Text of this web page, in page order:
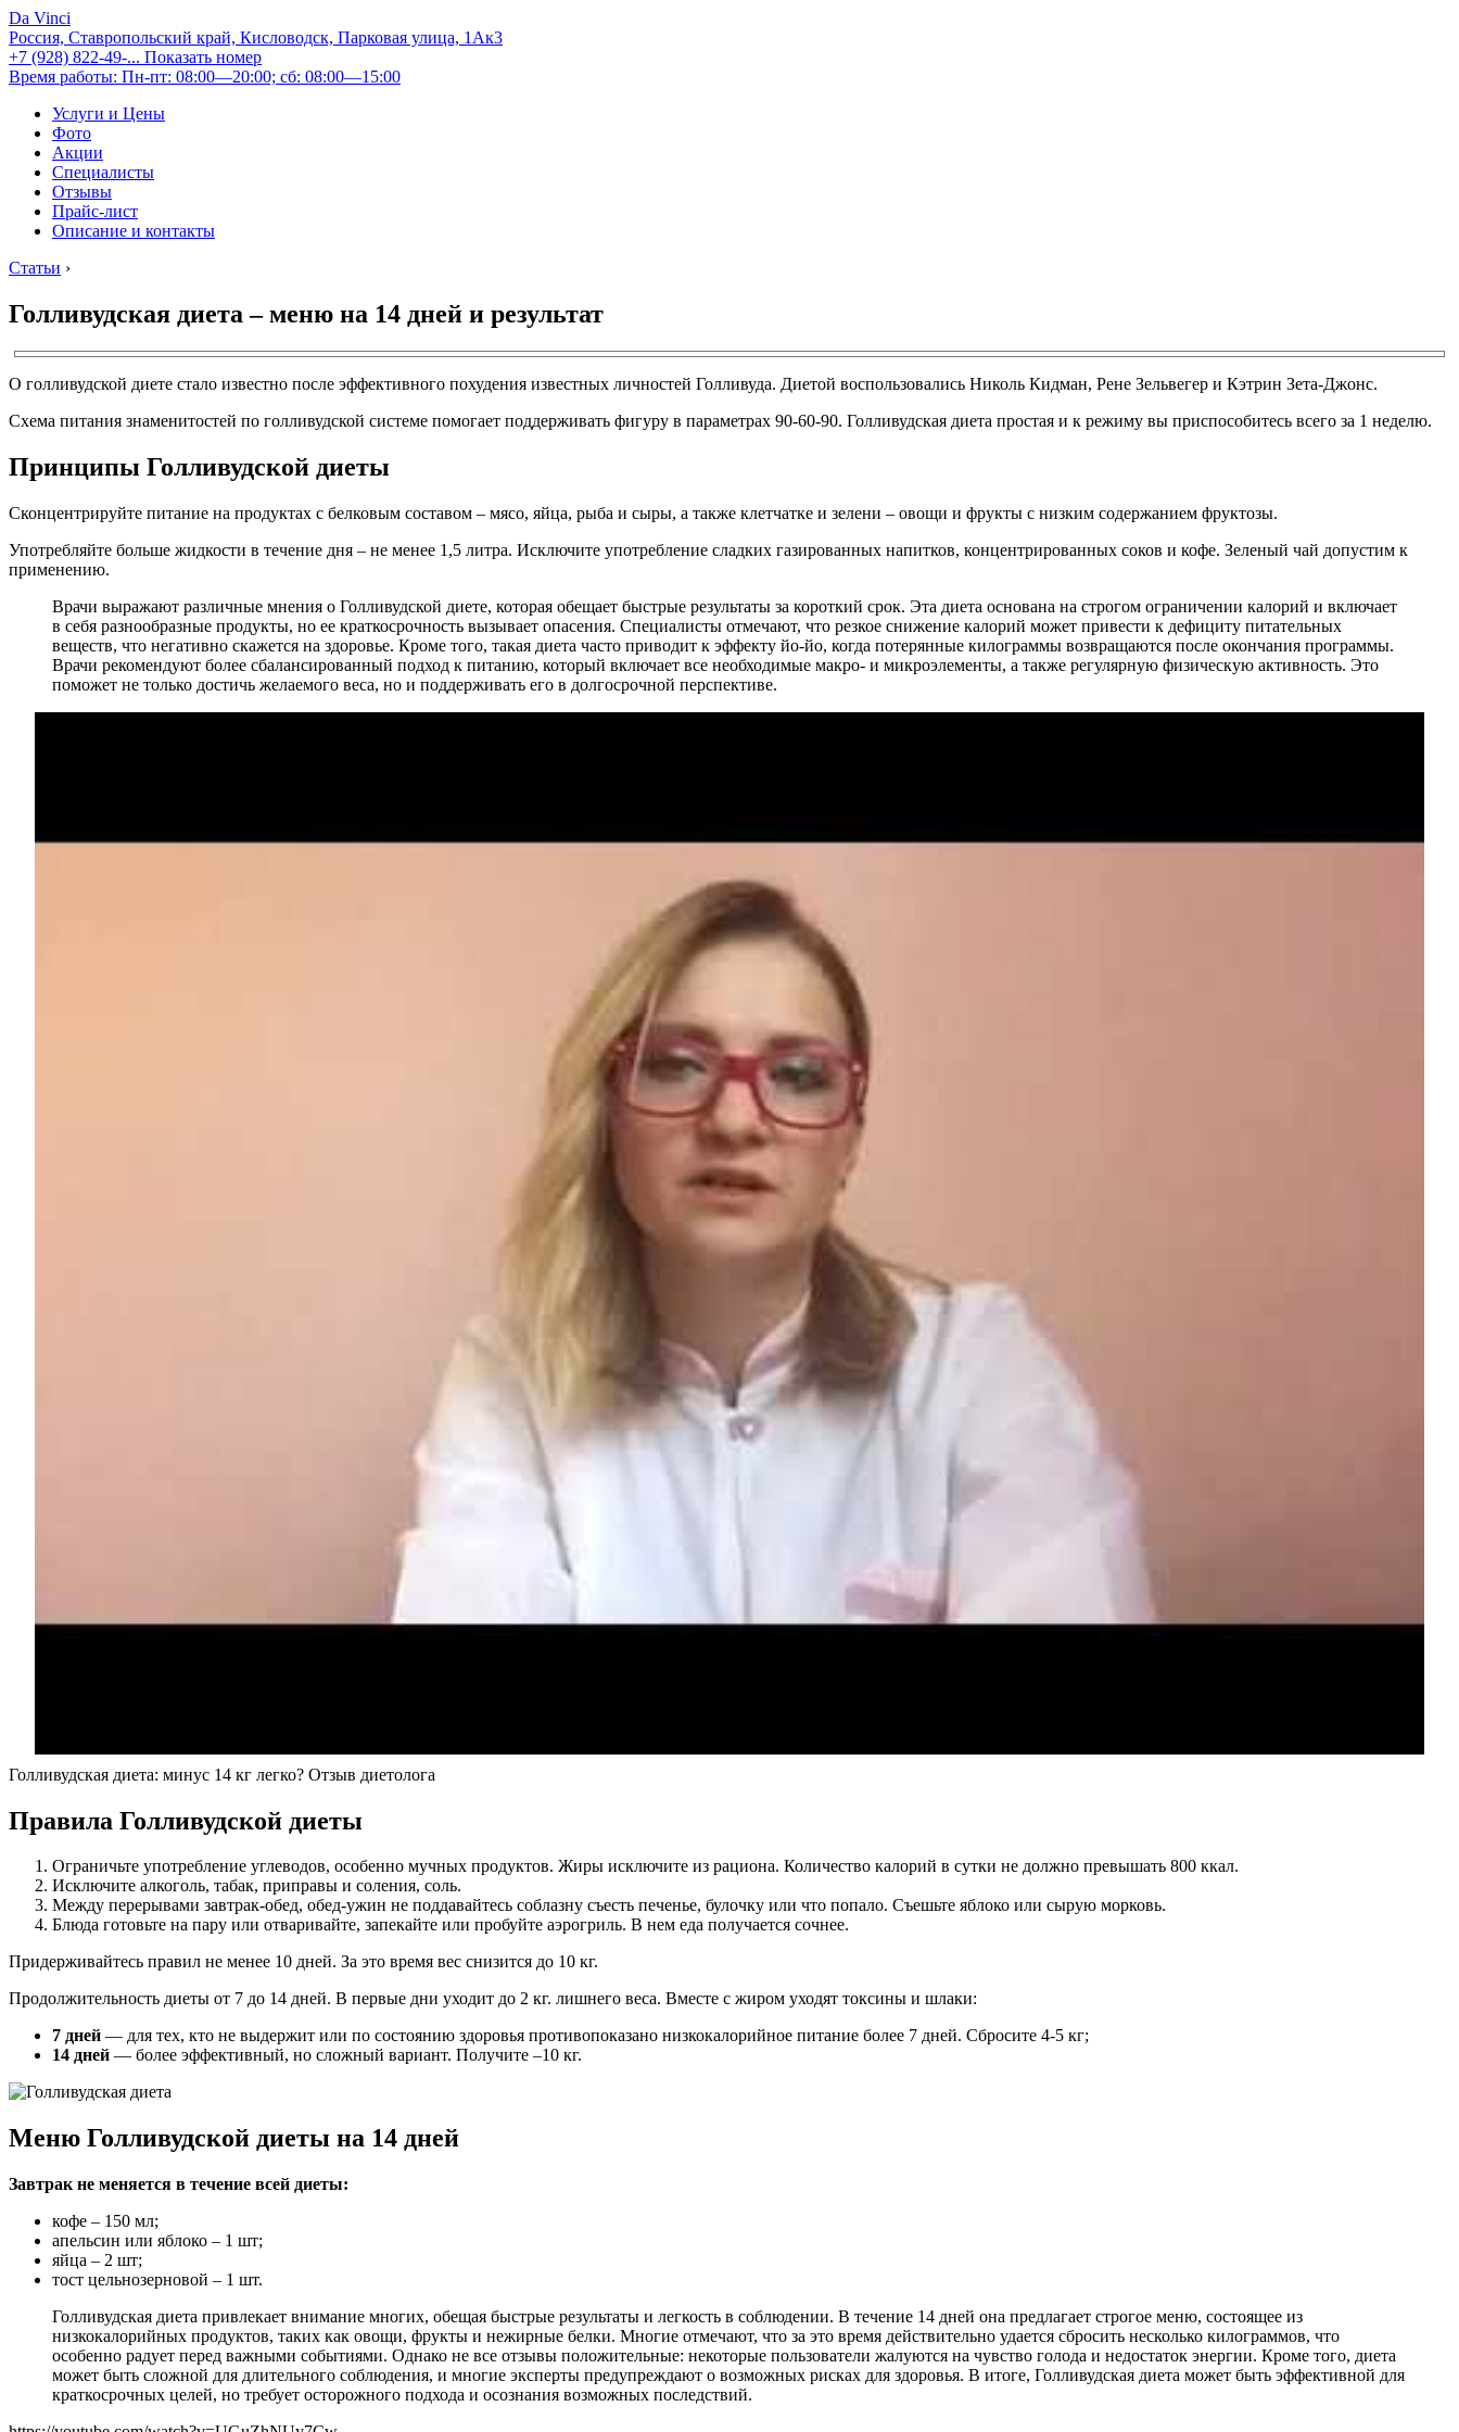
Da Vinci
Россия, Ставропольский край, Кисловодск, Парковая улица, 1Ак3
+7 (928) 822-49-... Показать номер
Время работы: Пн-пт: 08:00—20:00; сб: 08:00—15:00
Услуги и Цены
Фото
Акции
Специалисты
Отзывы
Прайс-лист
Описание и контакты
Статьи ›
Голливудская диета – меню на 14 дней и результат
О голливудской диете стало известно после эффективного похудения известных личностей Голливуда. Диетой воспользовались Николь Кидман, Рене Зельвегер и Кэтрин Зета-Джонс.
Схема питания знаменитостей по голливудской системе помогает поддерживать фигуру в параметрах 90-60-90. Голливудская диета простая и к режиму вы приспособитесь всего за 1 неделю.
Принципы Голливудской диеты
Сконцентрируйте питание на продуктах с белковым составом – мясо, яйца, рыба и сыры, а также клетчатке и зелени – овощи и фрукты с низким содержанием фруктозы.
Употребляйте больше жидкости в течение дня – не менее 1,5 литра. Исключите употребление сладких газированных напитков, концентрированных соков и кофе. Зеленый чай допустим к
применению.
Врачи выражают различные мнения о Голливудской диете, которая обещает быстрые результаты за короткий срок. Эта диета основана на строгом ограничении калорий и включает
в себя разнообразные продукты, но ее краткосрочность вызывает опасения. Специалисты отмечают, что резкое снижение калорий может привести к дефициту питательных
веществ, что негативно скажется на здоровье. Кроме того, такая диета часто приводит к эффекту йо-йо, когда потерянные килограммы возвращаются после окончания программы.
Врачи рекомендуют более сбалансированный подход к питанию, который включает все необходимые макро- и микроэлементы, а также регулярную физическую активность. Это
поможет не только достичь желаемого веса, но и поддерживать его в долгосрочной перспективе.
Голливудская диета: минус 14 кг легко? Отзыв диетолога
Правила Голливудской диеты
Ограничьте употребление углеводов, особенно мучных продуктов. Жиры исключите из рациона. Количество калорий в сутки не должно превышать 800 ккал.
Исключите алкоголь, табак, приправы и соления, соль.
Между перерывами завтрак-обед, обед-ужин не поддавайтесь соблазну съесть печенье, булочку или что попало. Съешьте яблоко или сырую морковь.
Блюда готовьте на пару или отваривайте, запекайте или пробуйте аэрогриль. В нем еда получается сочнее.
Придерживайтесь правил не менее 10 дней. За это время вес снизится до 10 кг.
Продолжительность диеты от 7 до 14 дней. В первые дни уходит до 2 кг. лишнего веса. Вместе с жиром уходят токсины и шлаки:
7 дней — для тех, кто не выдержит или по состоянию здоровья противопоказано низкокалорийное питание более 7 дней. Сбросите 4-5 кг;
14 дней — более эффективный, но сложный вариант. Получите –10 кг.
Меню Голливудской диеты на 14 дней
Завтрак не меняется в течение всей диеты:
кофе – 150 мл;
апельсин или яблоко – 1 шт;
яйца – 2 шт;
тост цельнозерновой – 1 шт.
Голливудская диета привлекает внимание многих, обещая быстрые результаты и легкость в соблюдении. В течение 14 дней она предлагает строгое меню, состоящее из
низкокалорийных продуктов, таких как овощи, фрукты и нежирные белки. Многие отмечают, что за это время действительно удается сбросить несколько килограммов, что
особенно радует перед важными событиями. Однако не все отзывы положительные: некоторые пользователи жалуются на чувство голода и недостаток энергии. Кроме того, диета
может быть сложной для длительного соблюдения, и многие эксперты предупреждают о возможных рисках для здоровья. В итоге, Голливудская диета может быть эффективной для
краткосрочных целей, но требует осторожного подхода и осознания возможных последствий.